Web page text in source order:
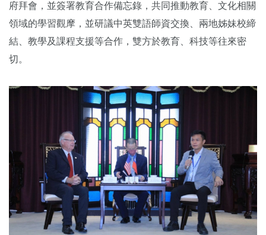
府拜會，並簽署教育合作備忘錄，共同推動教育、文化相關
領域的學習觀摩，並研議中英雙語師資交換、兩地姊妹校締
結、教學及課程支援等合作，雙方於教育、科技等往來密
切。